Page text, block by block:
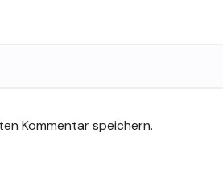
Kommentar speichern.